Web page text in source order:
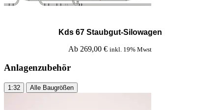
Kds 67 Staubgut-Silowagen
Ab 269,00 € inkl. 19% Mwst
Anlagenzubehör
1:32 Alle Baugrößen